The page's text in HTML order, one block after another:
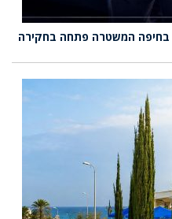
בחיפה המשטרה פתחה בחקירה